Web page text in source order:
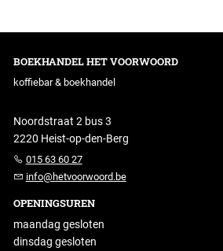
BOEKHANDEL HET VOORWOORD
koffiebar & boekhandel
Noordstraat 2 bus 3
2220 Heist-op-den-Berg
015 63 60 27
info@hetvoorwoord.be
OPENINGSUREN
maandag gesloten
dinsdag gesloten